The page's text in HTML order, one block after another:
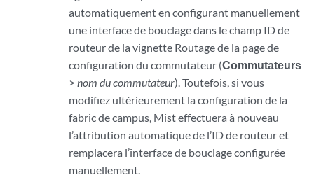
automatiquement en configurant manuellement
une interface de bouclage dans le champ ID de
routeur de la vignette Routage de la page de
configuration du commutateur (Commutateurs
>nom du commutateur). Toutefois, si vous
modifiez ultérieurement la configuration de la
fabric de campus, Mist effectuera à nouveau
l’attribution automatique de l’ID de routeur et
remplacera l’interface de bouclage configurée
manuellement.